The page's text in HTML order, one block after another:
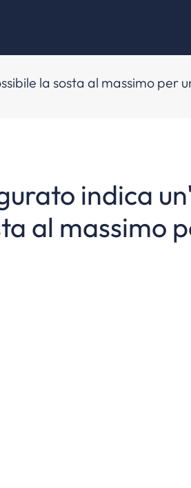
la sosta al massimo per
indica
al massimo